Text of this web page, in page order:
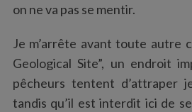
on ne va pas se mentir.
Je m’arrête avant toute autre
Geological Site”, un endroit
pêcheurs tentent d’attraper
tandis qu’il est interdit ici de